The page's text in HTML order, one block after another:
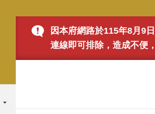
因本府網路於115年8月9
連線即可排除，造成不便